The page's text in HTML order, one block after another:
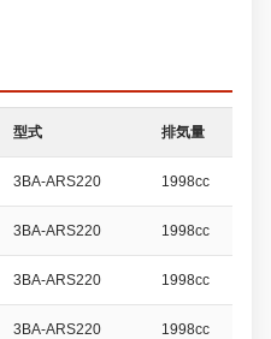
型式 排気量
3BA-ARS220 1998cc
3BA-ARS220 1998cc
3BA-ARS220 1998cc
3BA-ARS220 1998cc